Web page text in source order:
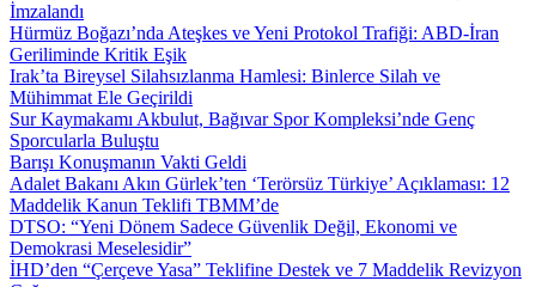
İmzalandı
Hürmüz Boğazı’nda Ateşkes ve Yeni Protokol Trafiği: ABD-İran
Geriliminde Kritik Eşik
Irak’ta Bireysel Silahsızlanma Hamlesi: Binlerce Silah ve
Mühimmat Ele Geçirildi
Sur Kaymakamı Akbulut, Bağıvar Spor Kompleksi’nde Genç
Sporcularla Buluştu
Barışı Konuşmanın Vakti Geldi
Adalet Bakanı Akın Gürlek’ten ‘Terörsüz Türkiye’ Açıklaması: 12
Maddelik Kanun Teklifi TBMM’de
DTSO: “Yeni Dönem Sadece Güvenlik Değil, Ekonomi ve
Demokrasi Meselesidir”
İHD’den “Çerçeve Yasa” Teklifine Destek ve 7 Maddelik Revizyon